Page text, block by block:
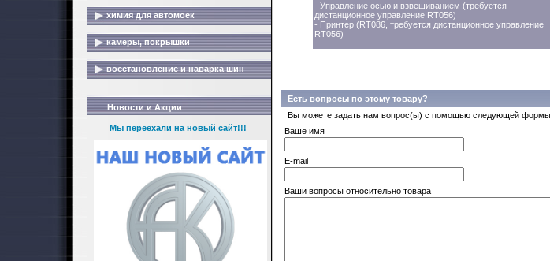
химия для автомоек
камеры, покрышки
восстановление и наварка шин
Новости и Акции
Мы переехали на новый сайт!!!
- Управление осью и взвешиванием (требуется
дистанционное управление RT056)
- Принтер (RT086, требуется дистанционное управление
RT056)
Есть вопросы по этому товару?
Вы можете задать нам вопрос(ы) с помощью следующей формы.
Ваше имя
E-mail
Ваши вопросы относительно товара